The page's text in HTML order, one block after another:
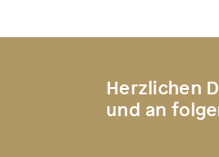
Herzlichen
und an